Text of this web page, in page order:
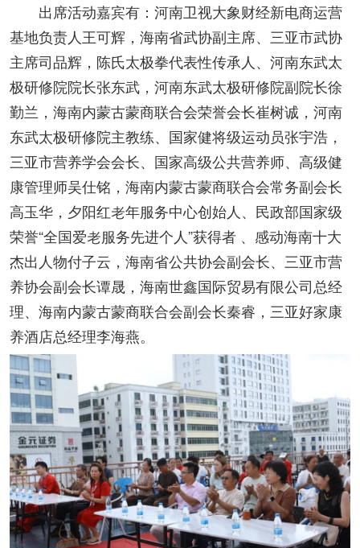
出席活动嘉宾有：河南卫视大象财经新电商运营
基地负责人王可辉，海南省武协副主席、三亚市武协
主席司品辉，陈氏太极拳代表性传承人、河南东武太
极研修院院长张东武，河南东武太极研修院副院长徐
勤兰，海南内蒙古蒙商联合会荣誉会长崔树诚，河南
东武太极研修院主教练、国家健将级运动员张宇浩，
三亚市营养学会会长、国家高级公共营养师、高级健
康管理师吴仕铭，海南内蒙古蒙商联合会常务副会长
高玉华，夕阳红老年服务中心创始人、民政部国家级
荣誉“全国爱老服务先进个人”获得者 、感动海南十大
杰出人物付子云，海南省公共协会副会长、三亚市营
养协会副会长谭晟， 海南世鑫国际贸易有限公司总经
理、海南内蒙古蒙商联合会副会长秦睿，三亚好家康
养酒店总经理李海燕。